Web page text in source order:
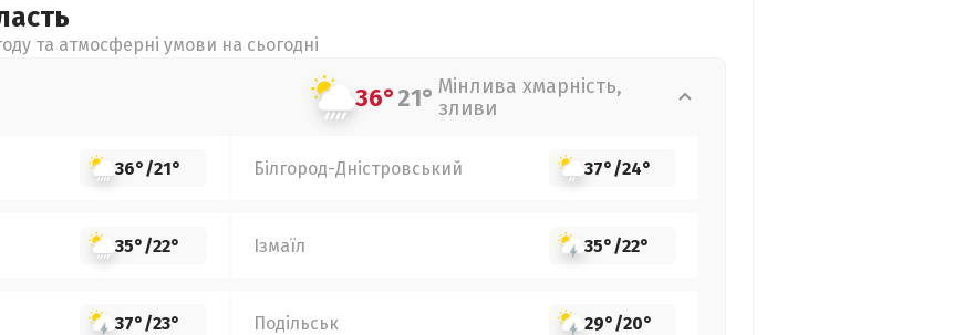
та атмосферні умови на сьогодні
36°21° Мінлива хмарність,
зливи
36°/21° Білгород-Дністровський 37°/24°
35°/22° Ізмаїл 35°/22°
37°/23° Подільськ 29°/20°